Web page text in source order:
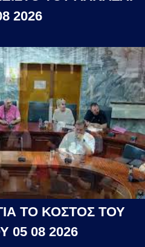
2026
ΤΟ ΚΟΣΤΟΣ ΤΟΥ
05 08 2026